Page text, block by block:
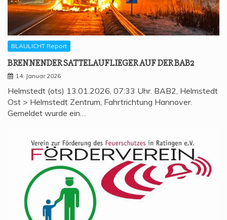
BLAULICHT Report
BREN­NEN­DER SAT­TEL­AUF­LIE­GER AUF DER BAB2
14. Januar 2026
Helmstedt (ots) 13.01.2026, 07:33 Uhr. BAB2, Helmstedt
Ost > Helmstedt Zentrum, Fahrtrichtung Hannover.
Gemeldet wurde ein…